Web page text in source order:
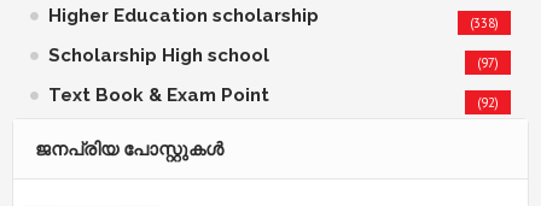
Higher Education scholarship (338)
Scholarship High school (97)
Text Book & Exam Point (92)
ജനപ്രിയ പോസ്റ്റുകള്‍‌